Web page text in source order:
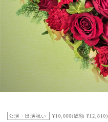
公演・出演祝い ¥10,000(総額 ¥12,810)